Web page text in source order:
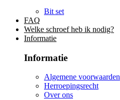
Bit set
FAQ
Welke schroef heb ik nodig?
Informatie
Informatie
Algemene voorwaarden
Herroepingsrecht
Over ons